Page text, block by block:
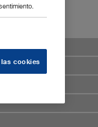
cookies